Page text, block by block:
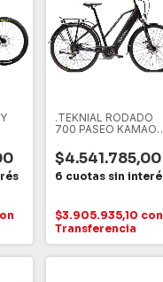
.TEKNIAL RODADO
700 PASEO KAMAO
$4.541.785,00
$3.905.935,10 con
Transferencia